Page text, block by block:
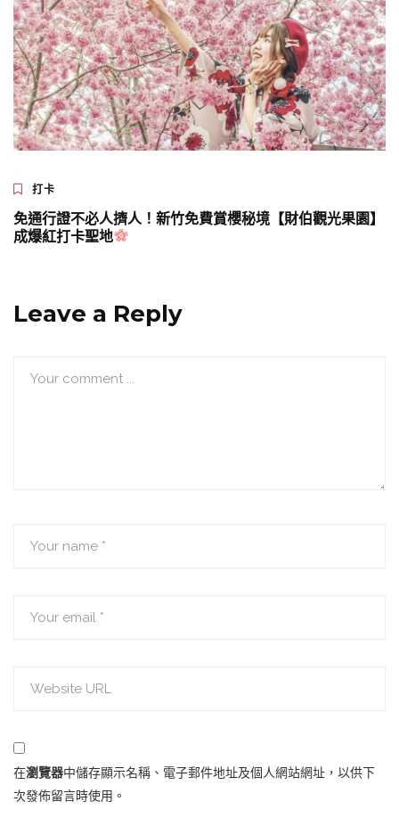
打卡
免通行證不必人擠人！新竹免費賞櫻秘境【財伯觀光果園】
成爆紅打卡聖地
Leave a Reply
在瀏覽器中儲存顯示名稱、電子郵件地址及個人網站網址，以供下
次發佈留言時使用。